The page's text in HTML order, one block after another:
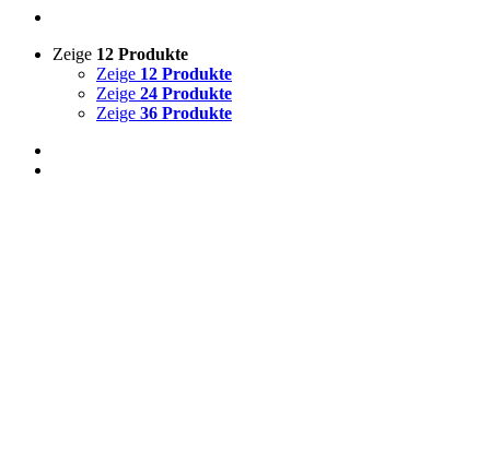
Zeige 12 Produkte
Zeige 12 Produkte
Zeige 24 Produkte
Zeige 36 Produkte